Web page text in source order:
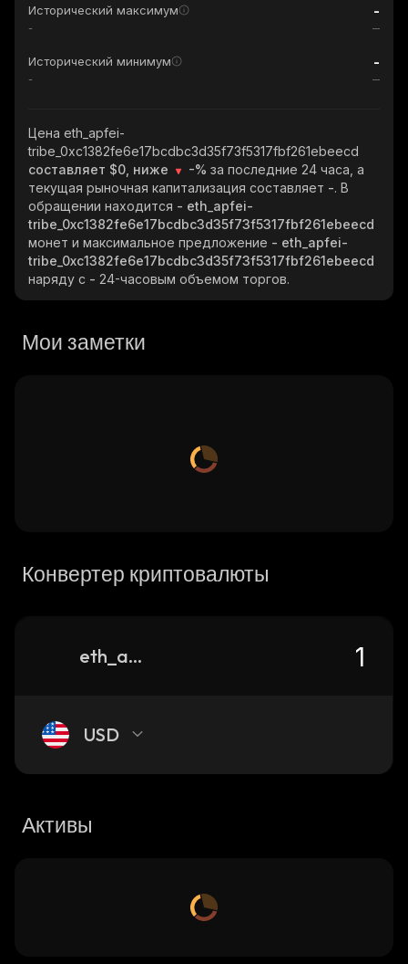
Исторический максимум -
-
Исторический минимум -
-
Цена eth_apfei-
tribe_0xc1382fe6e17bcdbc3d35f73f5317fbf261ebeecd
составляет $0, ниже
-% за последние 24 часа, а
текущая рыночная капитализация составляет -. В
обращении находится - eth_apfei-
tribe_0xc1382fe6e17bcdbc3d35f73f5317fbf261ebeecd
монет и максимальное предложение - eth_apfei-
tribe_0xc1382fe6e17bcdbc3d35f73f5317fbf261ebeecd
наряду с - 24-часовым объемом торгов.
Мои заметки
Конвертер криптовалюты
eth_apfei-tribe_0xc1382fe6e17bcdbc3d35f73f5317fbf261ebeecd
USD
Активы